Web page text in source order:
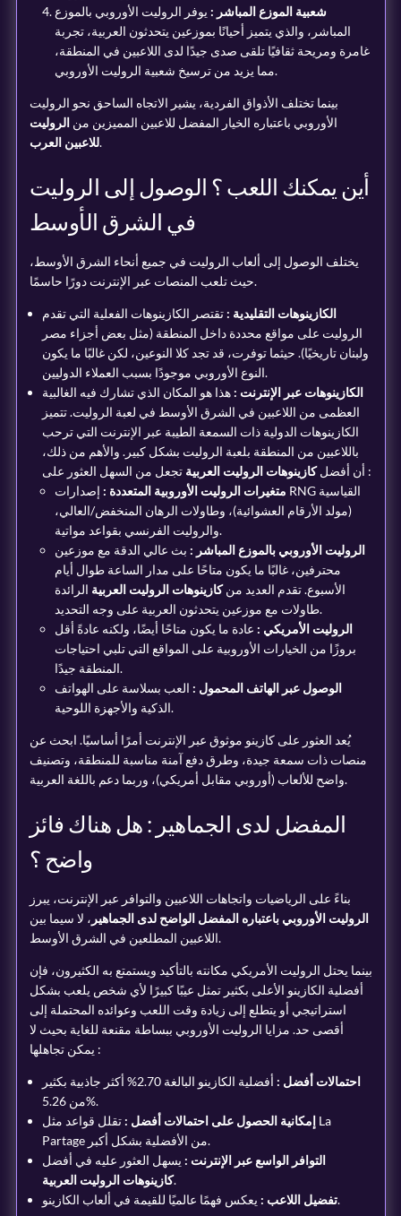
شعبية الموزع المباشر : يوفر الروليت الأوروبي بالموزع
المباشر، والذي يتميز أحيانًا بموزعين يتحدثون العربية، تجربة
غامرة ومريحة ثقافيًا تلقى صدى جيدًا لدى اللاعبين في المنطقة،
مما يزيد من ترسيخ شعبية الروليت الأوروبي.
بينما تختلف الأذواق الفردية، يشير الاتجاه الساحق نحو الروليت
الأوروبي باعتباره الخيار المفضل للاعبين المميزين منالروليت
للاعبين العرب.
أين يمكنك اللعب ؟ الوصول إلى الروليت
في الشرق الأوسط
يختلف الوصول إلى ألعاب الروليت في جميع أنحاء الشرق الأوسط،
حيث تلعب المنصات عبر الإنترنت دورًا حاسمًا.
الكازينوهات التقليدية : تقتصر الكازينوهات الفعلية التي تقدم
الروليت على مواقع محددة داخل المنطقة (مثل بعض أجزاء مصر
ولبنان تاريخيًا). حيثما توفرت، قد تجد كلا النوعين، لكن غالبًا ما يكون
النوع الأوروبي موجودًا بسبب العملاء الدوليين.
الكازينوهات عبر الإنترنت : هذا هو المكان الذي تشارك فيه الغالبية
العظمى من اللاعبين في الشرق الأوسط في لعبة الروليت. تتميز
الكازينوهات الدولية ذات السمعة الطيبة عبر الإنترنت التي ترحب
باللاعبين من المنطقة بلعبة الروليت بشكل كبير. والأهم من ذلك،
أن أفضلكازينوهات الروليت العربية
تجعل من السهل العثور على :
متغيرات الروليت الأوروبية المتعددة : إصدارات RNG القياسية
(مولد الأرقام العشوائية)، وطاولات الرهان المنخفض/العالي،
والروليت الفرنسي بقواعد مواتية.
الروليت الأوروبي بالموزع المباشر : بث عالي الدقة مع موزعين
محترفين، غالبًا ما يكون متاحًا على مدار الساعة طوال أيام
الأسبوع. تقدم العديد منكازينوهات الروليت العربية الرائدة
طاولات مع موزعين يتحدثون العربية على وجه التحديد.
الروليت الأمريكي : عادة ما يكون متاحًا أيضًا، ولكنه عادةً أقل
بروزًا من الخيارات الأوروبية على المواقع التي تلبي احتياجات
المنطقة جيدًا.
الوصول عبر الهاتف المحمول : العب بسلاسة على الهواتف
الذكية والأجهزة اللوحية.
يُعد العثور على كازينو موثوق عبر الإنترنت أمرًا أساسيًا. ابحث عن
منصات ذات سمعة جيدة، وطرق دفع آمنة مناسبة للمنطقة، وتصنيف
واضح للألعاب (أوروبي مقابل أمريكي)، وربما دعم باللغة العربية.
المفضل لدى الجماهير : هل هناك فائز
واضح ؟
بناءً على الرياضيات واتجاهات اللاعبين والتوافر عبر الإنترنت، يبرز
الروليت الأوروبي باعتباره المفضل الواضح لدى الجماهير ، لا سيما بين
اللاعبين المطلعين في الشرق الأوسط.
بينما يحتل الروليت الأمريكي مكانته بالتأكيد ويستمتع به الكثيرون، فإن
أفضلية الكازينو الأعلى بكثير تمثل عيبًا كبيرًا لأي شخص يلعب بشكل
استراتيجي أو يتطلع إلى زيادة وقت اللعب وعوائده المحتملة إلى
أقصى حد. مزايا الروليت الأوروبي ببساطة مقنعة للغاية بحيث لا
يمكن تجاهلها :
احتمالات أفضل :
أفضلية الكازينو البالغة 2.70% أكثر جاذبية بكثير
من 5.26%.
إمكانية الحصول على احتمالات أفضل : تقلل قواعد مثل La
Partage من الأفضلية بشكل أكبر.
التوافر الواسع عبر الإنترنت : يسهل العثور عليه في أفضل
كازينوهات الروليت العربية.
تفضيل اللاعب :يعكس فهمًا عالميًا للقيمة في ألعاب الكازينو.